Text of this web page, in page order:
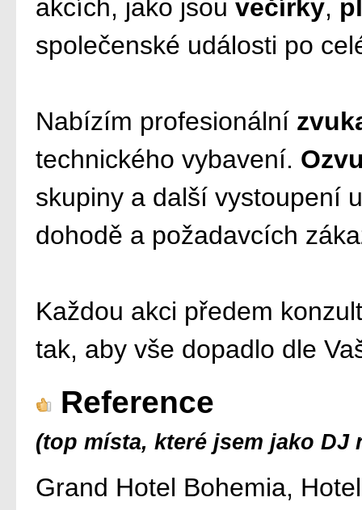
akcích, jako jsou večírky,
společenské události po
Nabízím profesionální
technického vybavení.
skupiny a další vystoupení
dohodě a požadavcích
Každou akci předem
tak, aby vše dopadlo dle
Reference
(top místa, které jsem jako
Grand Hotel Bohemia,